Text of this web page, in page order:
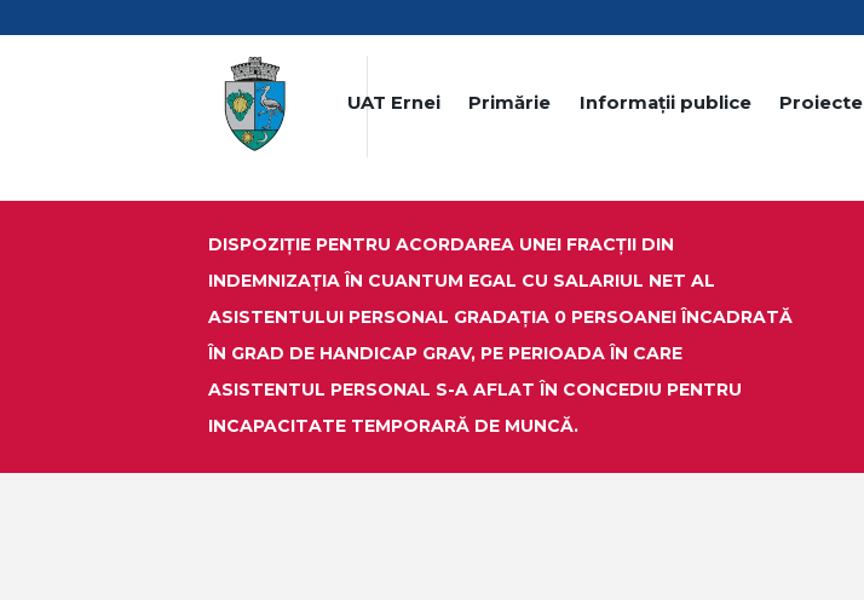
UAT Ernei Primărie Informații publice Proiecte
DISPOZIȚIE PENTRU ACORDAREA UNEI FRACȚII DIN
INDEMNIZAȚIA ÎN CUANTUM EGAL CU SALARIUL NET AL
ASISTENTULUI PERSONAL GRADAŢIA 0 PERSOANEI ÎNCADRATĂ
ÎN GRAD DE HANDICAP GRAV, PE PERIOADA ÎN CARE
ASISTENTUL PERSONAL S-A AFLAT ÎN CONCEDIU PENTRU
INCAPACITATE TEMPORARĂ DE MUNCĂ.